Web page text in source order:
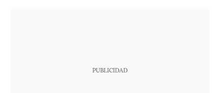
PUBLICIDAD